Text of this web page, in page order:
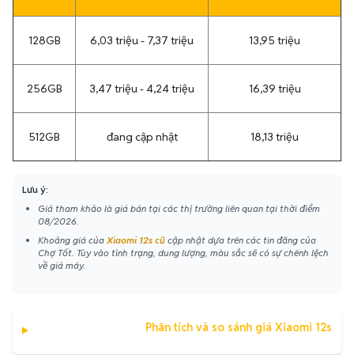
128GB 6,03 triệu - 7,37 triệu 13,95 triệu
256GB 3,47 triệu - 4,24 triệu 16,39 triệu
512GB đang cập nhật 18,13 triệu
Lưu ý:
Giá tham khảo là giá bán tại các thị trường liên quan tại thời điểm
08/2026.
Khoảng giá của Xiaomi 12s cũ cập nhật dựa trên các tin đăng của
Chợ Tốt. Tùy vào tình trạng, dung lượng, màu sắc sẽ có sự chênh lệch
về giá máy.
Phân tích và so sánh giá Xiaomi 12s